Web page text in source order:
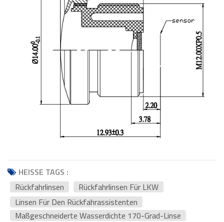
HEISSE TAGS :
Rückfahrlinsen
Rückfahrlinsen Für LKW
Linsen Für Den Rückfahrassistenten
Maßgeschneiderte Wasserdichte 170-Grad-Linse